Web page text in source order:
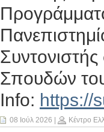
Σπουδών
Info: https://
08 Ιούλ 2026 Κέντρο